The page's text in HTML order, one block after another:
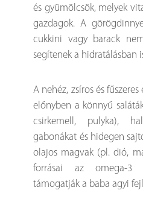
és gyümölcsök, melyek
gazdagok. A
cukkini vagy barack
segítenek a hidratálásban
A nehéz, zsíros és
előnyben a könnyű
csirkemell, pulyka),
gabonákat és hidegen
olajos magvak (pl. dió,
forrásai az omega-3
támogatják a baba agyi